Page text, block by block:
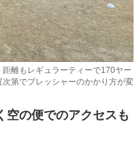
離もレギュラーティーで170ヤー
第でプレッシャーのかかり方が変
空の便でのアクセスも